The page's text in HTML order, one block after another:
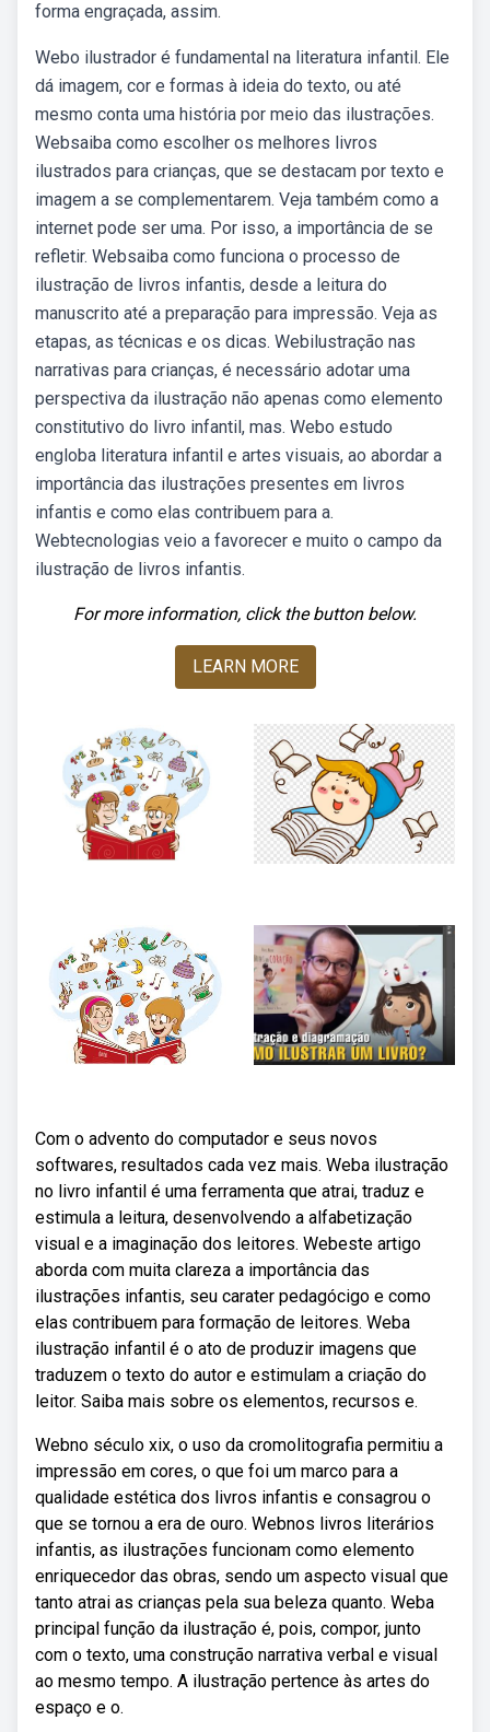
forma engraçada, assim.
Webo ilustrador é fundamental na literatura infantil. Ele
dá imagem, cor e formas à ideia do texto, ou até
mesmo conta uma história por meio das ilustrações.
Websaiba como escolher os melhores livros
ilustrados para crianças, que se destacam por texto e
imagem a se complementarem. Veja também como a
internet pode ser uma. Por isso, a importância de se
refletir. Websaiba como funciona o processo de
ilustração de livros infantis, desde a leitura do
manuscrito até a preparação para impressão. Veja as
etapas, as técnicas e os dicas. Webilustração nas
narrativas para crianças, é necessário adotar uma
perspectiva da ilustração não apenas como elemento
constitutivo do livro infantil, mas. Webo estudo
engloba literatura infantil e artes visuais, ao abordar a
importância das ilustrações presentes em livros
infantis e como elas contribuem para a.
Webtecnologias veio a favorecer e muito o campo da
ilustração de livros infantis.
For more information, click the button below.
LEARN MORE
Com o advento do computador e seus novos
softwares, resultados cada vez mais. Weba ilustração
no livro infantil é uma ferramenta que atrai, traduz e
estimula a leitura, desenvolvendo a alfabetização
visual e a imaginação dos leitores. Webeste artigo
aborda com muita clareza a importância das
ilustrações infantis, seu carater pedagócigo e como
elas contribuem para formação de leitores. Weba
ilustração infantil é o ato de produzir imagens que
traduzem o texto do autor e estimulam a criação do
leitor. Saiba mais sobre os elementos, recursos e.
Webno século xix, o uso da cromolitografia permitiu a
impressão em cores, o que foi um marco para a
qualidade estética dos livros infantis e consagrou o
que se tornou a era de ouro. Webnos livros literários
infantis, as ilustrações funcionam como elemento
enriquecedor das obras, sendo um aspecto visual que
tanto atrai as crianças pela sua beleza quanto. Weba
principal função da ilustração é, pois, compor, junto
com o texto, uma construção narrativa verbal e visual
ao mesmo tempo. A ilustração pertence às artes do
espaço e o.